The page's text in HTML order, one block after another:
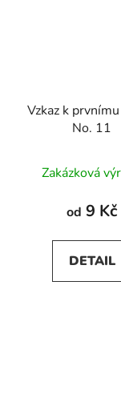
Vzkaz k
No. 11
Zakázková
od 9 Kč
DETAIL